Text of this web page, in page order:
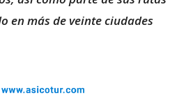
en más de veinte ciudades